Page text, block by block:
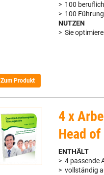
> 100
> 100
NUTZEN
> Sie
Zum Produkt
4 x
Head
ENTHÄLT
> 4 passende
> vollständig